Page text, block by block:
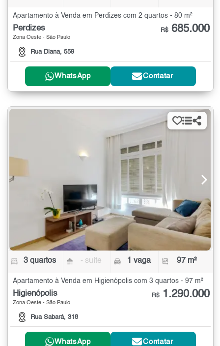
Apartamento à Venda em Perdizes com 2 quartos - 80 m²
Perdizes
Zona Oeste - São Paulo
Rua Diana, 559
R$ 685.000
WhatsApp Contatar
3 quartos - suíte 1 vaga 97 m²
Apartamento à Venda em Higienópolis com 3 quartos - 97 m²
Higienópolis
Zona Oeste - São Paulo
Rua Sabará, 318
R$ 1.290.000
WhatsApp Contatar